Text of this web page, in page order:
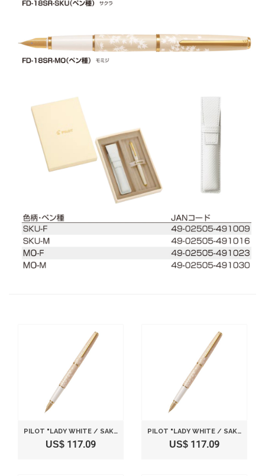
PILOT "LADY WHITE / SAKURA (CHERRY BLOSSOM)" [NIB : FINE]
US$ 117.09
PILOT "LADY WHITE / SAKURA (CHERRY BLOSSOM)" [NIB : MEDIUM]
US$ 117.09